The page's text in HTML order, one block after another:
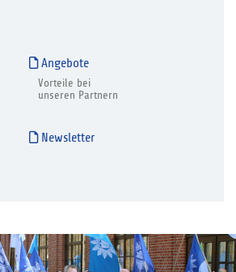
Angebote
Vorteile bei
unseren Partnern
Newsletter